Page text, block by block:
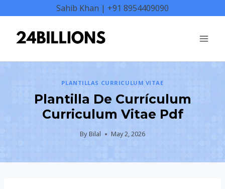
content
Sahib Khan | +91 8954409090
PLANTILLAS CURRICULUM VITAE
Plantilla De Currículum
Curriculum Vitae Pdf
ByBilal May 2, 2026